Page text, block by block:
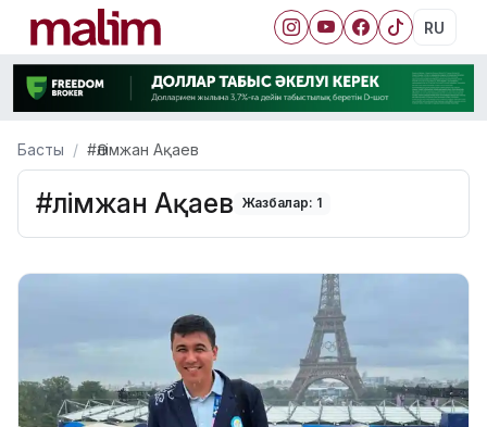
RU
Басты #Әлімжан Ақаев
#Әлімжан Ақаев Жазбалар: 1